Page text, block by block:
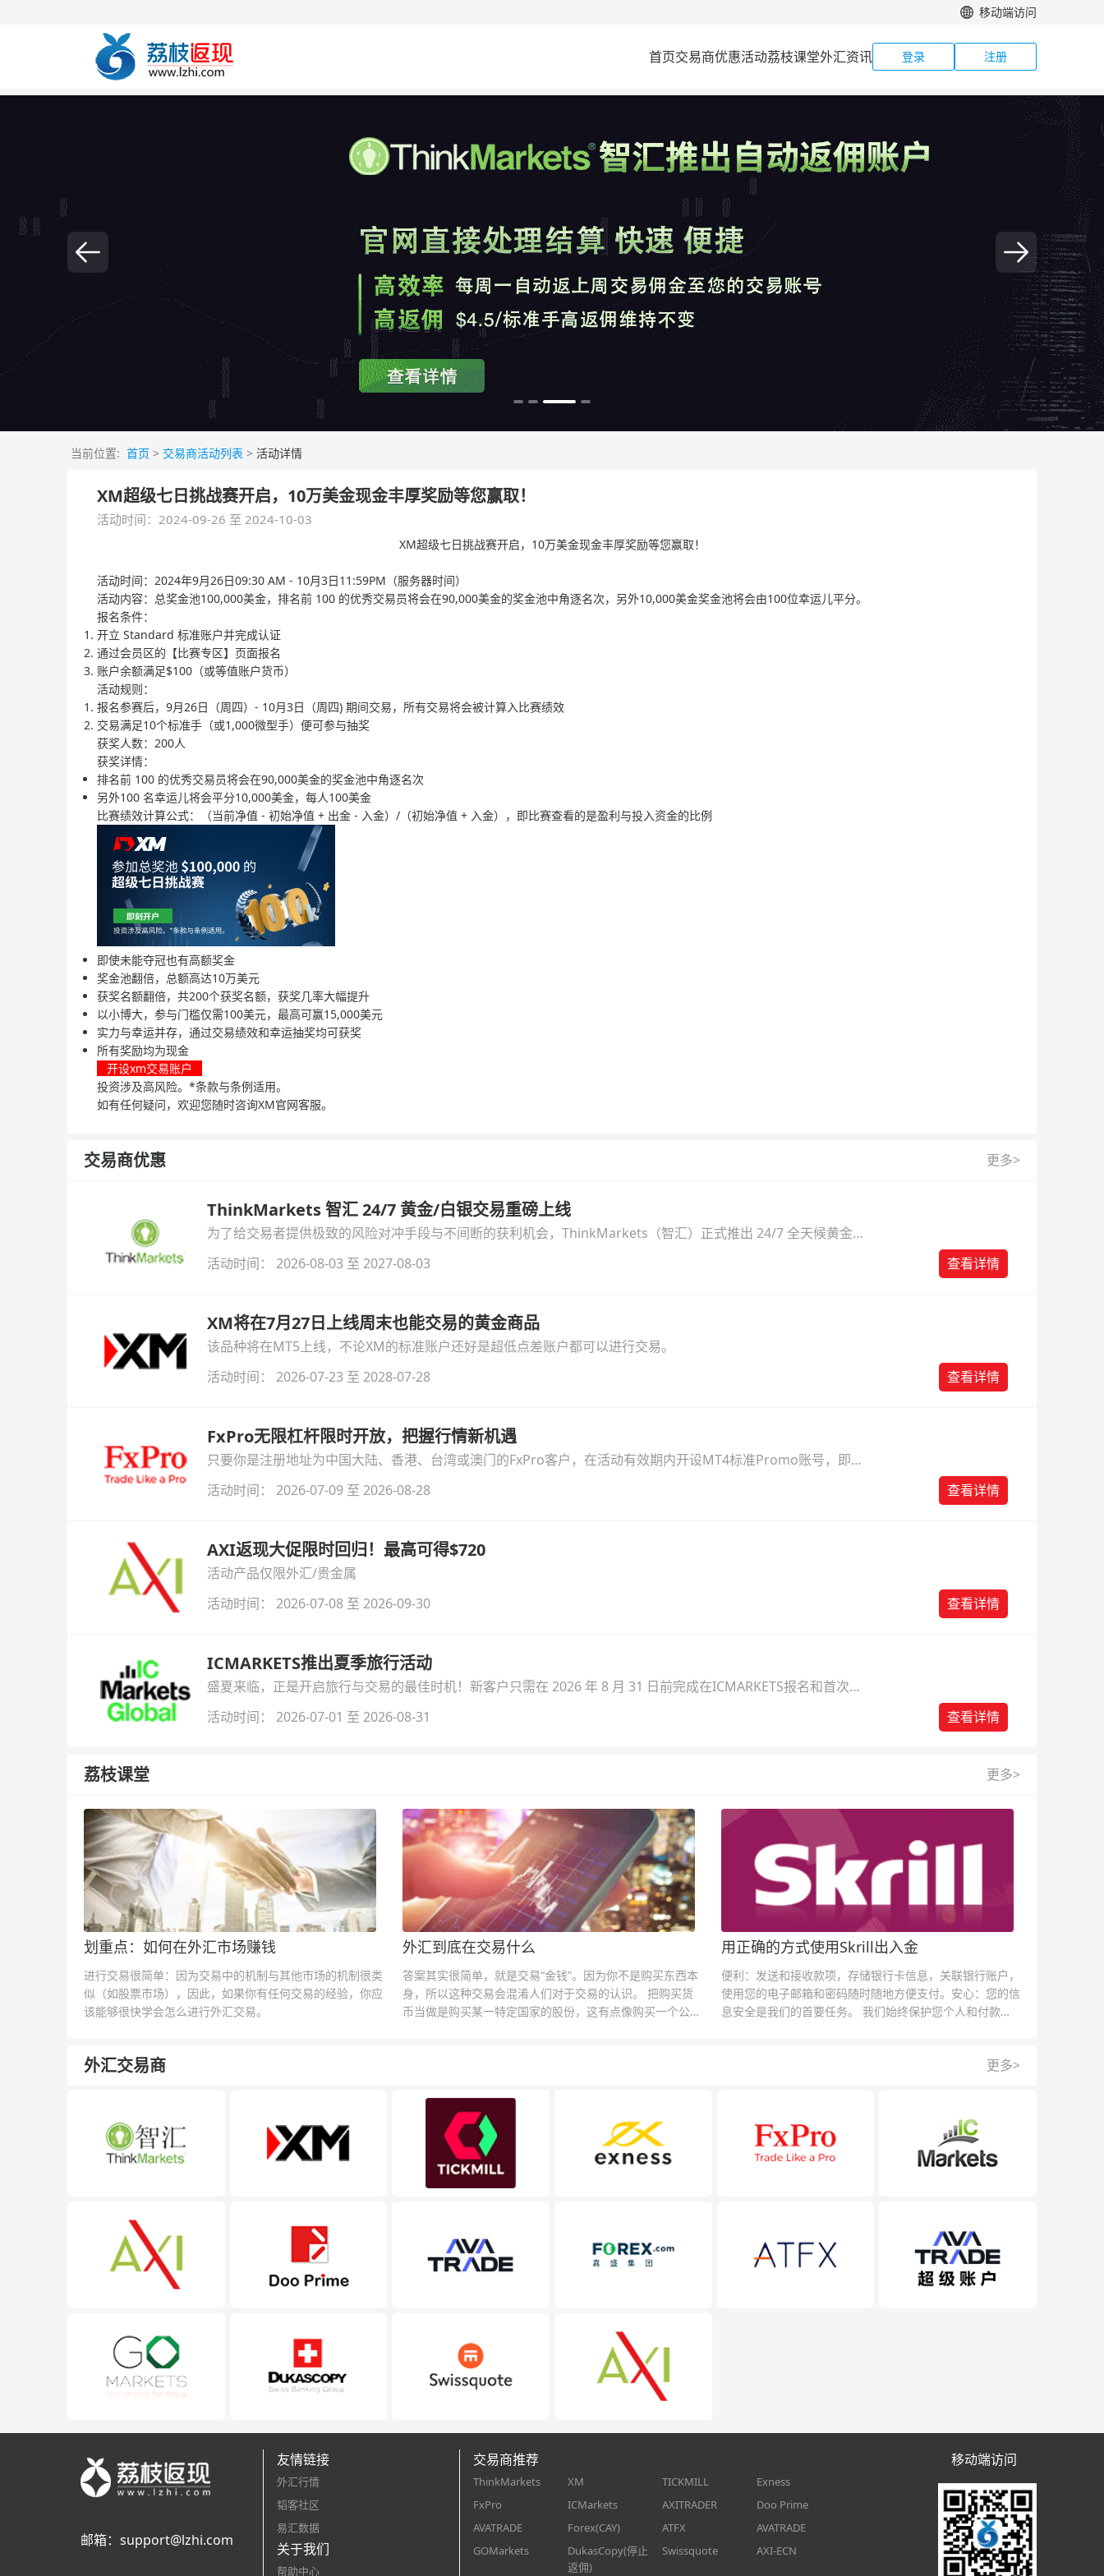
移动端访问
首页交易商优惠活动荔枝课堂外汇资讯 登录 注册
当前位置: 首页 > 交易商活动列表 > 活动详情
XM超级七日挑战赛开启，10万美金现金丰厚奖励等您赢取！
活动时间：2024-09-26 至 2024-10-03
XM超级七日挑战赛开启，10万美金现金丰厚奖励等您赢取！
活动时间：2024年9月26日09:30 AM - 10月3日11:59PM（服务器时间）​
活动内容：总奖金池100,000美金，排名前 100 的优秀交易员将会在90,000美金的奖金池中角逐名次，另外10,000美金奖金池将会由100位幸运儿平分。
报名条件：
开立 Standard 标准账户并完成认证​
通过会员区的【比赛专区】页面报名​
账户余额满足$100（或等值账户货币）​
活动规则：​
报名参赛后，9月26日（周四）- 10月3日（周四) 期间交易，所有交易将会被计算入比赛绩效​
交易满足10个标准手（或1,000微型手）便可参与抽奖​
获奖人数：200人
获奖详情：
排名前 100 的优秀交易员将会在90,000美金的奖金池中角逐名次
另外100 名幸运儿将会平分10,000美金，每人100美金
比赛绩效计算公式：（当前净值 - 初始净值 + 出金 - 入金）/（初始净值 + 入金），即比赛查看的是盈利与投入资金的比例
即使未能夺冠也有高额奖金
奖金池翻倍，总额高达10万美元
获奖名额翻倍，共200个获奖名额，获奖几率大幅提升
以小博大，参与门槛仅需100美元，最高可赢15,000美元
实力与幸运并存，通过交易绩效和幸运抽奖均可获奖
所有奖励均为现金
开设xm交易账户
投资涉及高风险。*条款与条例适用。
如有任何疑问，欢迎您随时咨询XM官网客服。
交易商优惠 更多>
ThinkMarkets 智汇 24/7 黄金/白银交易重磅上线
为了给交易者提供极致的风险对冲手段与不间断的获利机会，ThinkMarkets（智汇）正式推出 24/7 全天候黄金
与白银交易！本文将为您详细拆解本次升级的核心交易品种、杠杆配置、支持软件及交易细则。
活动时间： 2026-08-03 至 2027-08-03 查看详情
XM将在7月27日上线周末也能交易的黄金商品
该品种将在MT5上线，不论XM的标准账户还好是超低点差账户都可以进行交易。
活动时间： 2026-07-23 至 2028-07-28
查看详情
FxPro无限杠杆限时开放，把握行情新机遇
只要你是注册地址为中国大陆、香港、台湾或澳门的FxPro客户，在活动有效期内开设MT4标准Promo账号，即可
自动解锁无限倍杠杆福利，无需额外复杂操作。
活动时间： 2026-07-09 至 2026-08-28 查看详情
AXI返现大促限时回归！最高可得$720
活动产品仅限外汇/贵金属
活动时间： 2026-07-08 至 2026-09-30
查看详情
ICMARKETS推出夏季旅行活动
盛夏来临，正是开启旅行与交易的最佳时机！新客户只需在 2026 年 8 月 31 日前完成在ICMARKETS报名和首次入
金即可参与！
活动时间： 2026-07-01 至 2026-08-31 查看详情
荔枝课堂 更多>
划重点：如何在外汇市场赚钱
进行交易很简单：因为交易中的机制与其他市场的机制很类
似（如股票市场），因此，如果你有任何交易的经验，你应
该能够很快学会怎么进行外汇交易。
外汇到底在交易什么
答案其实很简单，就是交易“金钱”。因为你不是购买东西本
身，所以这种交易会混淆人们对于交易的认识。 把购买货
币当做是购买某一特定国家的股份，这有点像购买一个公司
用正确的方式使用Skrill出入金
便利：发送和接收款项，存储银行卡信息，关联银行账户，
使用您的电子邮箱和密码随时随地方便支付。安心：您的信
息安全是我们的首要任务。 我们始终保护您个人和付款信
外汇交易商 更多>
邮箱： support@lzhi.com
友情链接
外汇行情
韬客社区
易汇数据
关于我们
帮助中心
交易商推荐
ThinkMarkets XM TICKMILL
Exness
FxPro
ICMarkets AXITRADER
Doo Prime
AVATRADE
Forex(CAY) ATFX
AVATRADE
GOMarkets
DukasCopy(停止
返佣)
Swissquote AXI-ECN
移动端访问